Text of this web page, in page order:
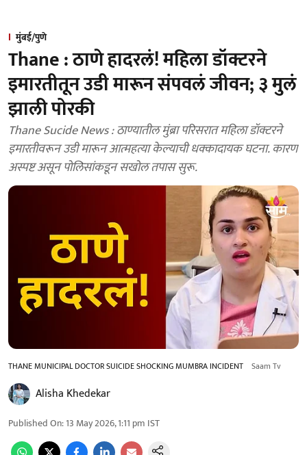
मुंबई/पुणे
Thane : ठाणे हादरलं! महिला डॉक्टरने
इमारतीतून उडी मारून संपवलं जीवन; ३ मुलं
झाली पोरकी
Thane Sucide News : ठाण्यातील मुंब्रा परिसरात महिला डॉक्टरने
इमारतीवरून उडी मारून आत्महत्या केल्याची धक्कादायक घटना. कारण
अस्पष्ट असून पोलिसांकडून सखोल तपास सुरू.
THANE MUNICIPAL DOCTOR SUICIDE SHOCKING MUMBRA INCIDENT Saam Tv
Alisha Khedekar
Published On:13 May 2026, 1:11 pm IST